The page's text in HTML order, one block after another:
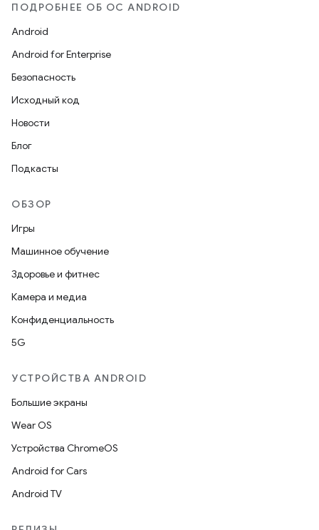
ПОДРОБНЕЕ ОБ ОС ANDROID
Android
Android for Enterprise
Безопасность
Исходный код
Новости
Блог
Подкасты
ОБЗОР
Игры
Машинное обучение
Здоровье и фитнес
Камера и медиа
Конфиденциальность
5G
УСТРОЙСТВА ANDROID
Большие экраны
Wear OS
Устройства ChromeOS
Android for Cars
Android TV